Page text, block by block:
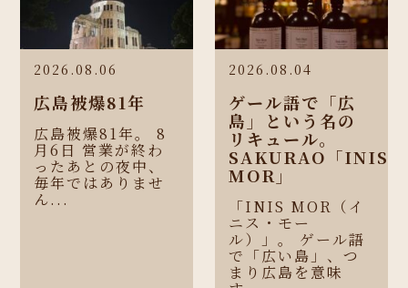
2026.08.06
広島被爆81年
広島被爆81年。 8
月6日 営業が終わ
ったあとの夜中、
毎年ではありませ
ん...
2026.08.04
ゲール語で「広
島」という名の
リキュール。
SAKURAO「INIS
MOR」
「INIS MOR（イ
ニス・モー
ル）」。 ゲール語
で「広い島」、つ
まり広島を意味